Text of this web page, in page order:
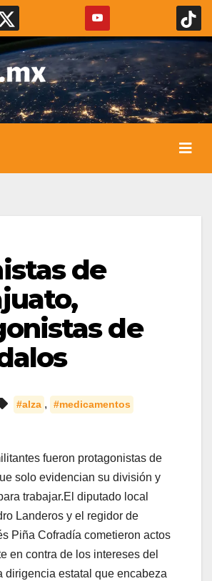
de
de
#alza , #medicamentos
fueron protagonistas de
solo evidencian su división y
trabajar.El diputado local
Landeros y el regidor de
Piña Cofradía cometieron actos
en contra de los intereses del
dirigencia estatal que encabeza